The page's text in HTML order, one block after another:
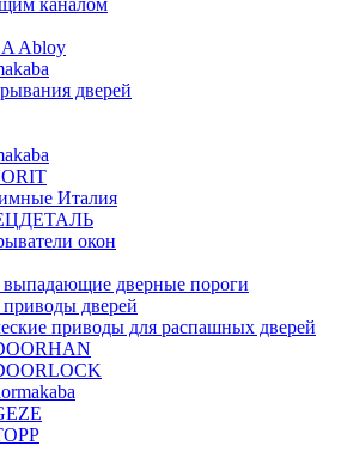
каналом
Abloy
дверей
Италия
окон
выпадающие дверные пороги
дверей
приводы для распашных дверей